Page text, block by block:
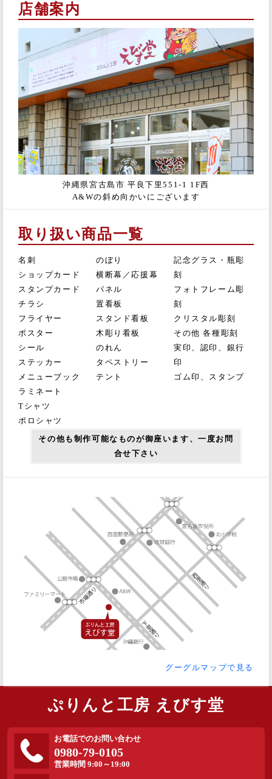
店舗案内
沖縄県宮古島市 平良下里551-1 1F西
A&Wの斜め向かいにございます
取り扱い商品一覧
名刺
ショップカード
スタンプカード
チラシ
フライヤー
ポスター
シール
ステッカー
メニューブック
ラミネート
Tシャツ
ポロシャツ
のぼり
横断幕／応援幕
パネル
置看板
スタンド看板
木彫り看板
のれん
タペストリー
テント
記念グラス・瓶彫
刻
フォトフレーム彫
刻
クリスタル彫刻
その他 各種彫刻
実印、認印、銀行
印
ゴム印、スタンプ
その他も制作可能なものが御座います、一度お問
合せ下さい
グーグルマップで見る
ぷりんと工房 えびす堂
お電話でのお問い合わせ
0980-79-0105
営業時間 9:00～19:00